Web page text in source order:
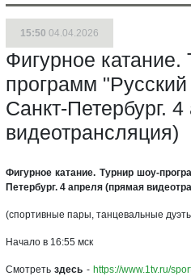
15:50 04.04.2026
Фигурное
программ
Санкт-Петербург.
видеотрансляция)
Фигурное катание. Турнир шоу-
Петербург. 4 апреля (прямая
(спортивные пары, танцевальные
Начало в 16:55 мск
Смотретьздесь - https://www.1tv.ru/